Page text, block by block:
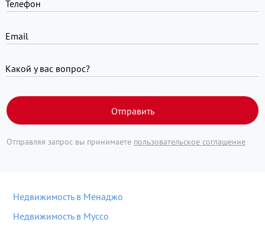
Телефон
Email
Какой у вас вопрос?
Отправить
Отправляя запрос вы принимаете пользовательское соглашение
Недвижимость в Менаджо
Недвижимость в Муссо